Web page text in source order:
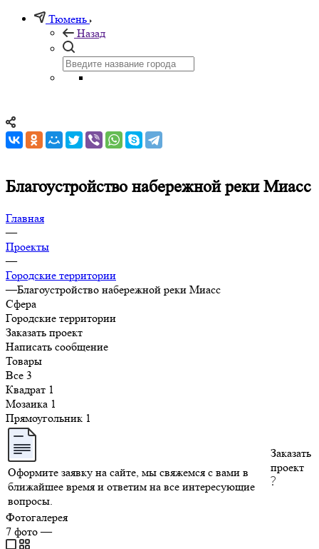
Тюмень
Назад
Благоустройство набережной реки Миасс
Главная
—
Проекты
—
Городские территории
—Благоустройство набережной реки Миасс
Сфера
Городские территории
Заказать проект
Написать сообщение
Товары
Все 3
Квадрат 1
Мозаика 1
Прямоугольник 1
Оформите заявку на сайте, мы свяжемся с вами в
ближайшее время и ответим на все интересующие
вопросы.
Заказать
проект
Фотогалерея
7 фото—